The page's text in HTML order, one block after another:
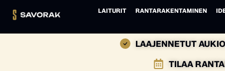
LAITURIT RANTARAKENTAMINEN
LAAJENNETUT
TILAA